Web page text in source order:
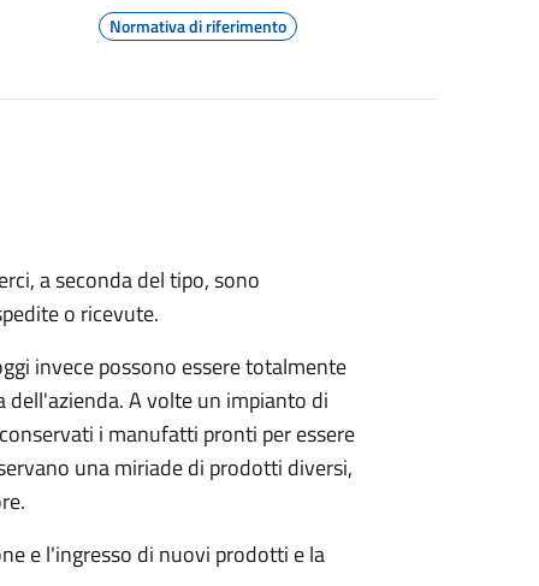
Normativa di riferimento
a seconda del tipo, sono
o ricevute.
invece possono essere totalmente
A volte un impianto di
i manufatti pronti per essere
una miriade di prodotti diversi,
e l'ingresso di nuovi prodotti e la